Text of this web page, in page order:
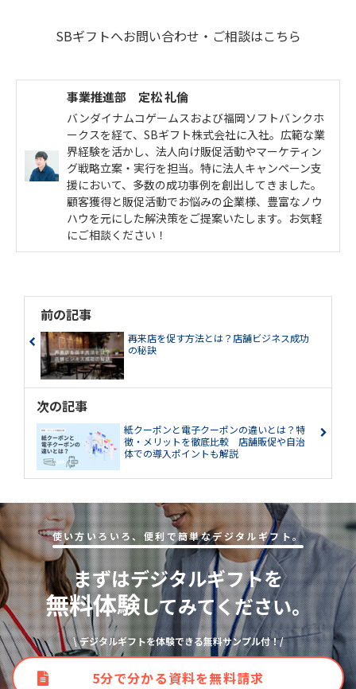
SBギフトへお問い合わせ・ご相談はこちら
事業推進部 定松 礼倫
バンダイナムコゲームスおよび福岡ソフトバンクホ
ークスを経て、SBギフト株式会社に入社。広範な業
界経験を活かし、法人向け販促活動やマーケティン
グ戦略立案・実行を担当。特に法人キャンペーン支
援において、多数の成功事例を創出してきました。
顧客獲得と販促活動でお悩みの企業様、豊富なノウ
ハウを元にした解決策をご提案いたします。お気軽
にご相談ください！
前の記事
再来店を促す方法とは？店舗ビジネス成功
の秘訣
次の記事
紙クーポンと電子クーポンの違いとは？特
徴・メリットを徹底比較 店舗販促や自治
体での導入ポイントも解説
使い⽅いろいろ、便利で簡単なデジタルギフト。
まずはデジタルギフトを
無料体験してみてください。
\ デジタルギフトを体験できる無料サンプル付！/
5分で分かる資料を無料請求